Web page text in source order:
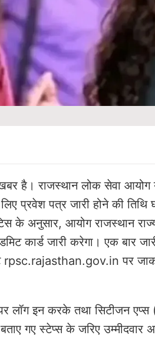
है। राजस्थान लोक सेवा आयोग
प्रवेश पत्र जारी होने की तिथि
के अनुसार, आयोग राजस्थान
कार्ड जारी करेगा। एक बार
rpsc.rajasthan.gov.in पर
इन करके तथा सिटीजन एप्स
गए स्टेप्स के जरिए